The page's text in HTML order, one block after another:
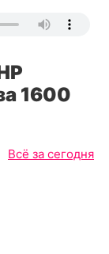
1600
Всё за сегодня